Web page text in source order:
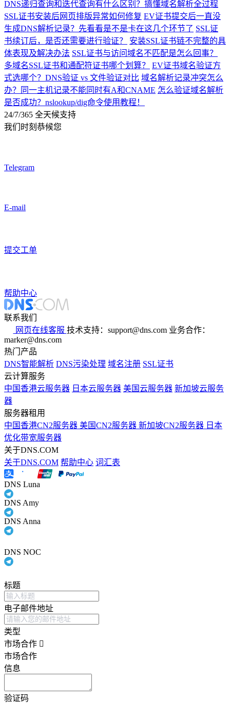
DNS递归查询和迭代查询有什么区别？搞懂域名解析全过程
SSL证书安装后网页排版异常如何修复 EV证书提交后一直没
生成DNS解析记录？先看看是不是卡在这几个环节了 SSL证
书续订后，是否还需要进行验证？
安装SSL证书链不完整的具
体表现及解决办法 SSL证书与访问域名不匹配是怎么回事？
多域名SSL证书和通配符证书哪个划算？
EV证书域名验证方
式选哪个？DNS验证 vs 文件验证对比 域名解析记录冲突怎么
办？同一主机记录不能同时有A和CNAME 怎么验证域名解析
是否成功？nslookup/dig命令使用教程！
24/7/365 全天候支持
我们时刻恭候您
Telegram
E-mail
提交工单
帮助中心
联系我们
网页在线客服 技术支持：support@dns.com 业务合作：
marker@dns.com
热门产品
DNS智能解析 DNS污染处理 域名注册 SSL证书
云计算服务
中国香港云服务器 日本云服务器 美国云服务器 新加坡云服务
器
服务器租用
中国香港CN2服务器 美国CN2服务器 新加坡CN2服务器 日本
优化带宽服务器
关于DNS.COM
关于DNS.COM 帮助中心 词汇表
DNS Luna
DNS Amy
DNS Anna
DNS NOC
标题
电子邮件地址
类型
市场合作
市场合作
信息
验证码